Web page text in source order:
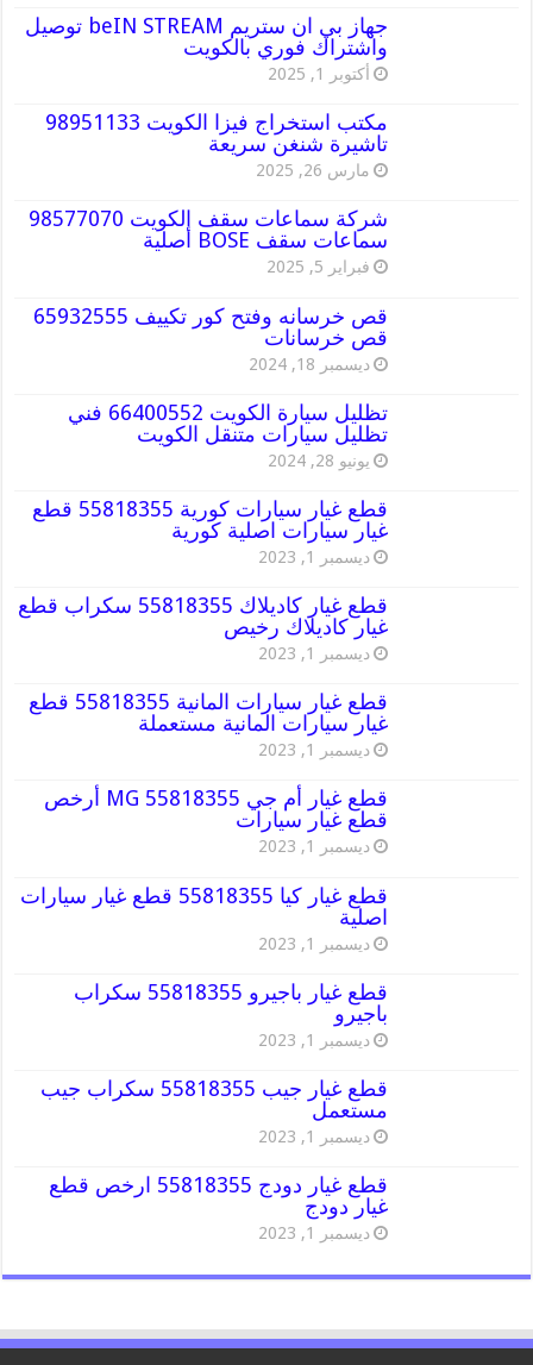
جهاز بي ان ستريم beIN STREAM توصيل
واشتراك فوري بالكويت
أكتوبر 1, 2025
مكتب استخراج فيزا الكويت 98951133
تاشيرة شنغن سريعة
مارس 26, 2025
شركة سماعات سقف الكويت 98577070
سماعات سقف BOSE أصلية
فبراير 5, 2025
قص خرسانه وفتح كور تكييف 65932555
قص خرسانات
ديسمبر 18, 2024
تظليل سيارة الكويت 66400552 فني
تظليل سيارات متنقل الكويت
يونيو 28, 2024
قطع غيار سيارات كورية 55818355 قطع
غيار سيارات اصلية كورية
ديسمبر 1, 2023
قطع غيار كاديلاك 55818355 سكراب قطع
غيار كاديلاك رخيص
ديسمبر 1, 2023
قطع غيار سيارات المانية 55818355 قطع
غيار سيارات المانية مستعملة
ديسمبر 1, 2023
قطع غيار أم جي MG 55818355 أرخص
قطع غيار سيارات
ديسمبر 1, 2023
قطع غيار كيا 55818355 قطع غيار سيارات
اصلية
ديسمبر 1, 2023
قطع غيار باجيرو 55818355 سكراب
باجيرو
ديسمبر 1, 2023
قطع غيار جيب 55818355 سكراب جيب
مستعمل
ديسمبر 1, 2023
قطع غيار دودج 55818355 ارخص قطع
غيار دودج
ديسمبر 1, 2023